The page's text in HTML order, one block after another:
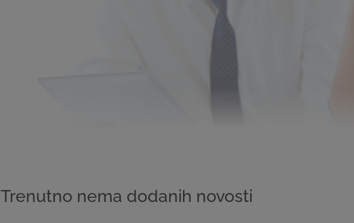
Trenutno nema dodanih novosti